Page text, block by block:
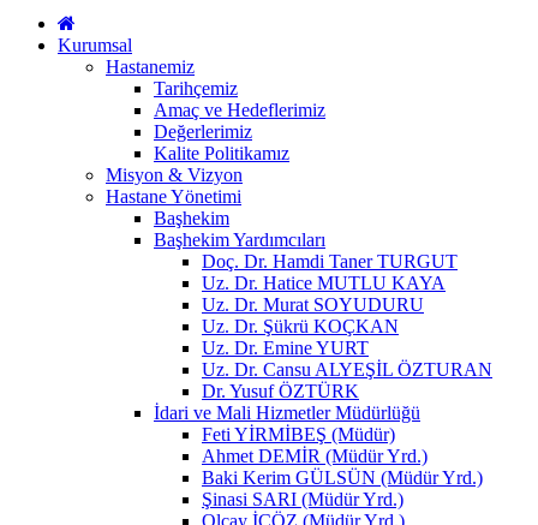
Kurumsal
Hastanemiz
Tarihçemiz
Amaç ve Hedeflerimiz
Değerlerimiz
Kalite Politikamız
Misyon & Vizyon
Hastane Yönetimi
Başhekim
Başhekim Yardımcıları
Doç. Dr. Hamdi Taner TURGUT
Uz. Dr. Hatice MUTLU KAYA
Uz. Dr. Murat SOYUDURU
Uz. Dr. Şükrü KOÇKAN
Uz. Dr. Emine YURT
Uz. Dr. Cansu ALYEŞİL ÖZTURAN
Dr. Yusuf ÖZTÜRK
İdari ve Mali Hizmetler Müdürlüğü
Feti YİRMİBEŞ (Müdür)
Ahmet DEMİR (Müdür Yrd.)
Baki Kerim GÜLSÜN (Müdür Yrd.)
Şinasi SARI (Müdür Yrd.)
Olcay İÇÖZ (Müdür Yrd.)